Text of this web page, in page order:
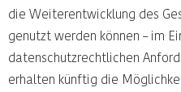
die Weiterentwicklung des
genutzt werden können – im
datenschutzrechtlichen
erhalten künftig die